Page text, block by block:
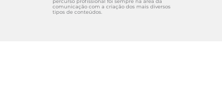
percurso profissional foi sempre na área da
comunicação com a criação dos mais diversos
tipos de conteúdos.